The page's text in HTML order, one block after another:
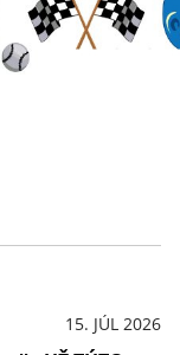
15. JÚL 2026